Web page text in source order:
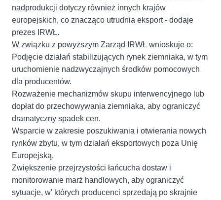
nadprodukcji dotyczy również innych krajów
europejskich, co znacząco utrudnia eksport - dodaje
prezes IRWŁ.
W związku z powyższym Zarząd IRWŁ wnioskuje o:
Podjęcie działań stabilizujących rynek ziemniaka, w tym
uruchomienie nadzwyczajnych środków pomocowych
dla producentów.
Rozważenie mechanizmów skupu interwencyjnego lub
dopłat do przechowywania ziemniaka, aby ograniczyć
dramatyczny spadek cen.
Wsparcie w zakresie poszukiwania i otwierania nowych
rynków zbytu, w tym działań eksportowych poza Unię
Europejską.
Zwiększenie przejrzystości łańcucha dostaw i
monitorowanie marż handlowych, aby ograniczyć
sytuacje, w' których producenci sprzedają po skrajnie